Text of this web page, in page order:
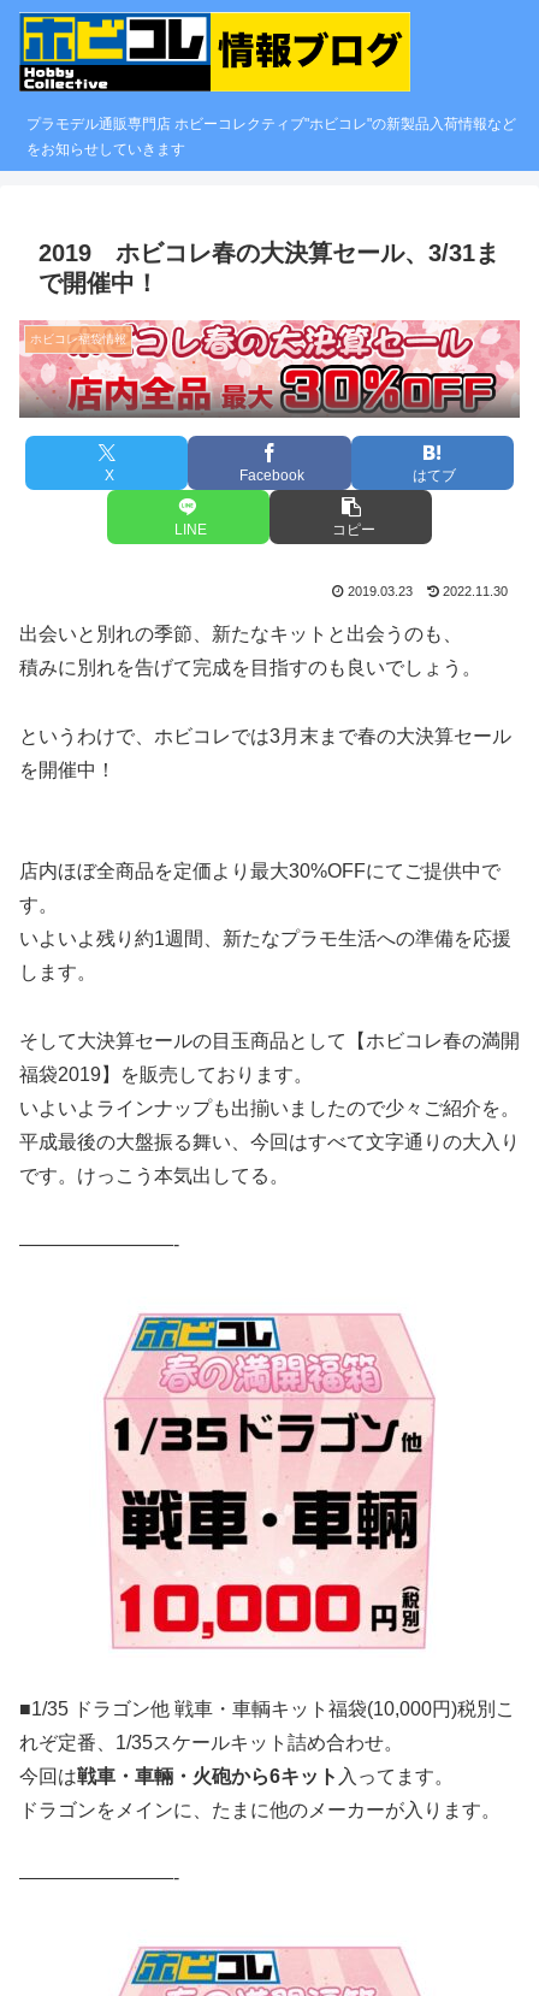
プラモデル通販専門店 ホビーコレクティブ"ホビコレ"の新製品入荷情報など
をお知らせしていきます
2019 ホビコレ春の大決算セール、3/31ま
で開催中！
ホビコレ福袋情報
X Facebook はてブ
LINE コピー
2019.03.23 2022.11.30
出会いと別れの季節、新たなキットと出会うのも、
積みに別れを告げて完成を目指すのも良いでしょう。
というわけで、ホビコレでは3月末まで春の大決算セール
を開催中！
店内ほぼ全商品を定価より最大30%OFFにてご提供中で
す。
いよいよ残り約1週間、新たなプラモ生活への準備を応援
します。
そして大決算セールの目玉商品として【ホビコレ春の満開
福袋2019】を販売しております。
いよいよラインナップも出揃いましたので少々ご紹介を。
平成最後の大盤振る舞い、今回はすべて文字通りの大入り
です。けっこう本気出してる。
————————-
■1/35 ドラゴン他 戦車・車輌キット福袋(10,000円)税別こ
れぞ定番、1/35スケールキット詰め合わせ。
今回は戦車・車輛・火砲から6キット 入ってます。
ドラゴンをメインに、たまに他のメーカーが入ります。
————————-